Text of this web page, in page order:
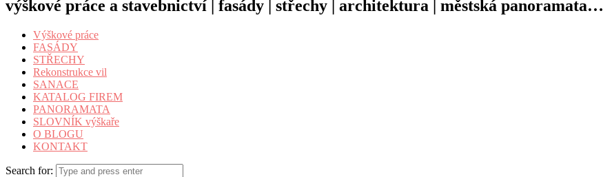
výškové práce a stavebnictví | fasády | střechy | architektura | městská panoramata…
Výškové práce
FASÁDY
STŘECHY
Rekonstrukce vil
SANACE
KATALOG FIREM
PANORAMATA
SLOVNÍK výškaře
O BLOGU
KONTAKT
Search for: